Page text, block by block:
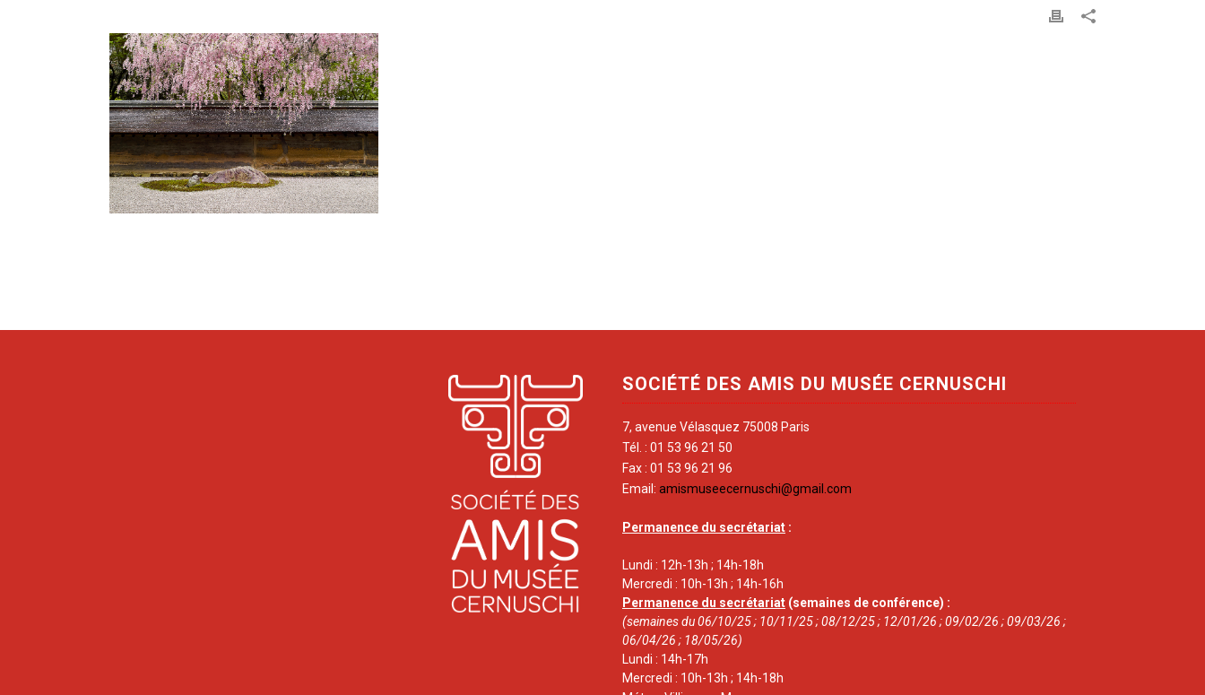
SOCIÉTÉ DES AMIS DU MUSÉE CERNUSCHI
7, avenue Vélasquez 75008 Paris
Tél. : 01 53 96 21 50
Fax : 01 53 96 21 96
Email: amismuseecernuschi@gmail.com
Permanence du secrétariat :
Lundi : 12h-13h ; 14h-18h
Mercredi : 10h-13h ; 14h-16h
Permanence du secrétariat (semaines de conférence) :
(semaines du 06/10/25 ; 10/11/25 ; 08/12/25 ; 12/01/26 ; 09/02/26 ; 09/03/26 ;
06/04/26 ; 18/05/26)
Lundi : 14h-17h
Mercredi : 10h-13h ; 14h-18h